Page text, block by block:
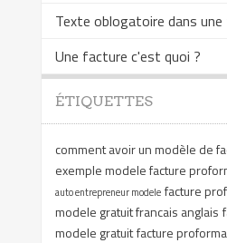
Texte oblogatoire dans
Une facture c'est quoi ?
ÉTIQUETTES
comment avoir un modèle de
exemple modele facture
auto entrepreneur modele facture
modele gratuit francais anglais
modele gratuit facture